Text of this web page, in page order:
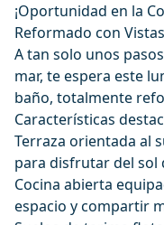
¡Oportunidad en la
Reformado con
A tan solo unos
mar, te espera este
baño, totalmente
Características
Terraza orientada al
para disfrutar del sol
Cocina abierta
espacio y compartir